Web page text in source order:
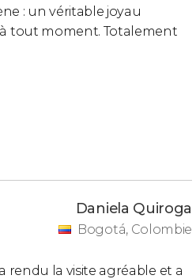
: un véritable joyau
tout moment. Totalement
Daniela Quiroga
Bogotá, Colombie
rendu la visite agréable et a